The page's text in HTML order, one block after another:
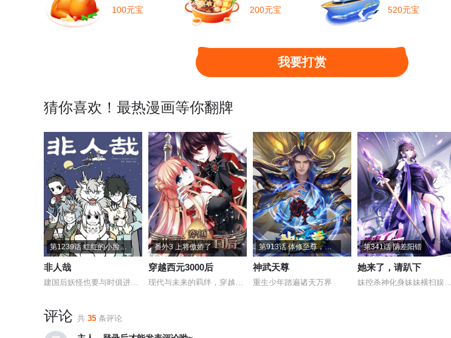
100元宝 200元宝 520元宝
我要打赏
猜你喜欢！最热漫画等你翻牌
第1239话 红红的小脸儿温暖我的心窝。
非人哉
建国后妖怪也要与时俱进才行
番外3 上将傲娇了
穿越西元3000后
现代与未来的羁绊，穿越时空的爱恋
第913话 体修至尊，你且如何？
神武天尊
重生少年踏遍诸天万界
第341话 阴差阳错
她来了，请趴下
妹控杀神化身妹妹横扫娱乐圈
评论 共 35 条评论